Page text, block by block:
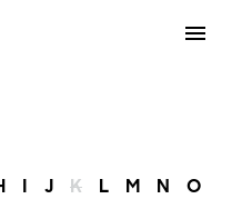
I J K L M N O